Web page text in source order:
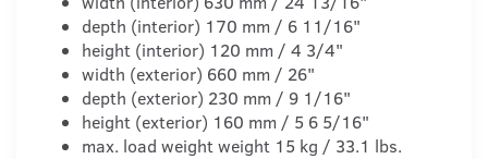
depth (interior) 170 mm / 6 11/16"
height (interior) 120 mm / 4 3/4"
width (exterior) 660 mm / 26"
depth (exterior) 230 mm / 9 1/16"
height (exterior) 160 mm / 5 6 5/16"
max. load weight weight 15 kg / 33.1 lbs.